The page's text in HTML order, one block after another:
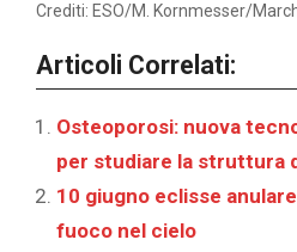
Crediti: ESO/M. Kornmesser/
Articoli Correlati:
Osteoporosi: nuova
per studiare la struttura
10 giugno eclisse
fuoco nel cielo